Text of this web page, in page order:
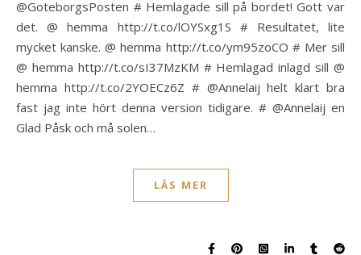
@GoteborgsPosten # Hemlagade sill på bordet! Gott var
det. @ hemma http://t.co/lOYSxg1S # Resultatet, lite
mycket kanske. @ hemma http://t.co/ym95zoCO # Mer sill
@ hemma http://t.co/sI37MzKM # Hemlagad inlagd sill @
hemma http://t.co/2YOECz6Z # @Annelaij helt klart bra
fast jag inte hört denna version tidigare. # @Annelaij en
Glad Påsk och må solen…
LÄS MER